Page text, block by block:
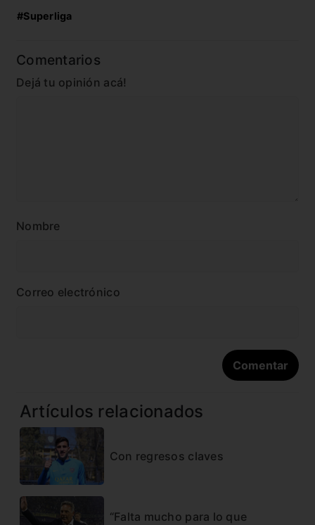
#Superliga
Comentarios
Dejá tu opinión acá!
Nombre
Correo electrónico
Artículos relacionados
Con regresos claves
“Falta mucho para lo que